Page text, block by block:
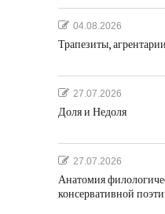
04.08.2026
Трапезиты,
27.07.2026
Доля и Недоля
27.07.2026
Анатомия
консервативной